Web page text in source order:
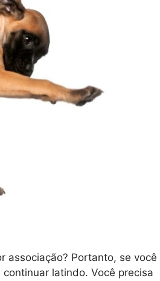
associação? Portanto, se você
latindo. Você precisa